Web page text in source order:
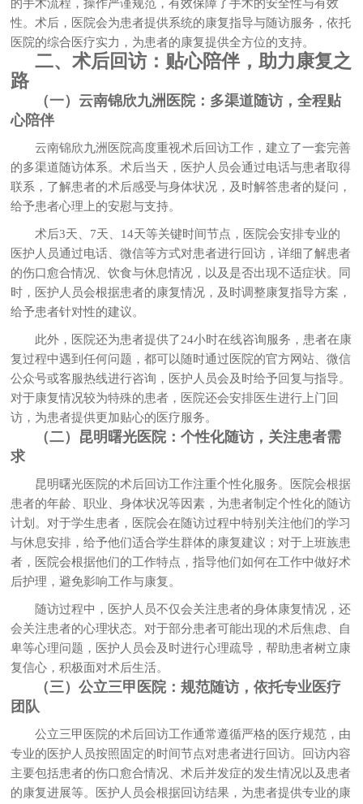
的手术流程，操作严谨规范，有效保障了手术的安全性与有效
性。术后，医院会为患者提供系统的康复指导与随访服务，依托
医院的综合医疗实力，为患者的康复提供全方位的支持。
二、术后回访：贴心陪伴，助力康复之
路
（一）云南锦欣九洲医院：多渠道随访，全程贴
心陪伴
云南锦欣九洲医院高度重视术后回访工作，建立了一套完善
的多渠道随访体系。术后当天，医护人员会通过电话与患者取得
联系，了解患者的术后感受与身体状况，及时解答患者的疑问，
给予患者心理上的安慰与支持。
术后3天、7天、14天等关键时间节点，医院会安排专业的
医护人员通过电话、微信等方式对患者进行回访，详细了解患者
的伤口愈合情况、饮食与休息情况，以及是否出现不适症状。同
时，医护人员会根据患者的康复情况，及时调整康复指导方案，
给予患者针对性的建议。
此外，医院还为患者提供了24小时在线咨询服务，患者在康
复过程中遇到任何问题，都可以随时通过医院的官方网站、微信
公众号或客服热线进行咨询，医护人员会及时给予回复与指导。
对于康复情况较为特殊的患者，医院还会安排医生进行上门回
访，为患者提供更加贴心的医疗服务。
（二）昆明曙光医院：个性化随访，关注患者需
求
昆明曙光医院的术后回访工作注重个性化服务。医院会根据
患者的年龄、职业、身体状况等因素，为患者制定个性化的随访
计划。对于学生患者，医院会在随访过程中特别关注他们的学习
与休息安排，给予他们适合学生群体的康复建议；对于上班族患
者，医院会根据他们的工作特点，指导他们如何在工作中做好术
后护理，避免影响工作与康复。
随访过程中，医护人员不仅会关注患者的身体康复情况，还
会关注患者的心理状态。对于部分患者可能出现的术后焦虑、自
卑等心理问题，医护人员会及时进行心理疏导，帮助患者树立康
复信心，积极面对术后生活。
（三）公立三甲医院：规范随访，依托专业医疗
团队
公立三甲医院的术后回访工作通常遵循严格的医疗规范，由
专业的医护人员按照固定的时间节点对患者进行回访。回访内容
主要包括患者的伤口愈合情况、术后并发症的发生情况以及患者
的康复进展等。医护人员会根据回访结果，为患者提供专业的康